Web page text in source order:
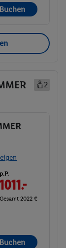
2
p.P.
1011.-
Gesamt 2022 €